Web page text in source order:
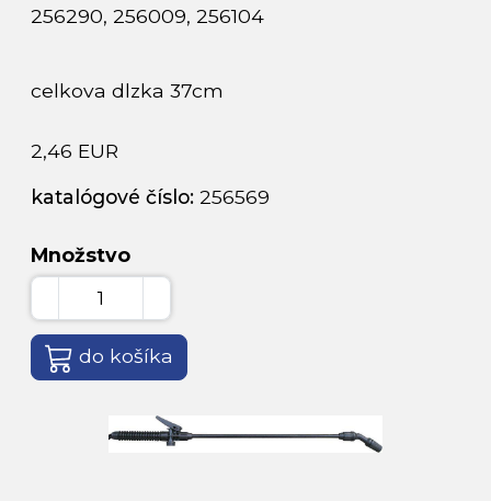
256290, 256009, 256104
celkova dlzka 37cm
2,46 EUR
katalógové číslo: 256569
Množstvo
do košíka